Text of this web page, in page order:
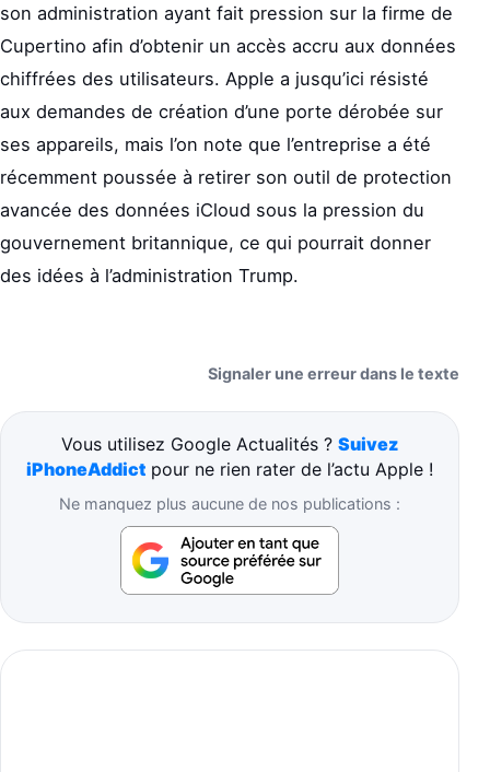
son administration ayant fait pression sur la firme de
Cupertino afin d’obtenir un accès accru aux données
chiffrées des utilisateurs. Apple a jusqu’ici résisté
aux demandes de création d’une porte dérobée sur
ses appareils, mais l’on note que l’entreprise a été
récemment poussée à retirer son outil de protection
avancée des données iCloud sous la pression du
gouvernement britannique, ce qui pourrait donner
des idées à l’administration Trump.
Signaler une erreur dans le texte
Vous utilisez Google Actualités ? Suivez
iPhoneAddict pour ne rien rater de l’actu Apple !
Ne manquez plus aucune de nos publications :